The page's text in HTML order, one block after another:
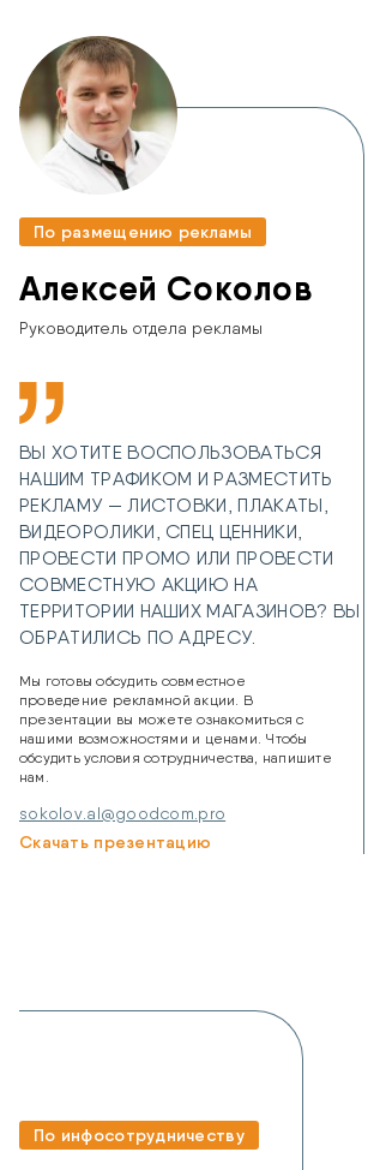
По размещению рекламы
Алексей Соколов
Руководитель отдела рекламы
ВЫ ХОТИТЕ ВОСПОЛЬЗОВАТЬСЯ
НАШИМ ТРАФИКОМ И РАЗМЕСТИТЬ
РЕКЛАМУ — ЛИСТОВКИ, ПЛАКАТЫ,
ВИДЕОРОЛИКИ, СПЕЦ ЦЕННИКИ,
ПРОВЕСТИ ПРОМО ИЛИ ПРОВЕСТИ
СОВМЕСТНУЮ АКЦИЮ НА
ТЕРРИТОРИИ НАШИХ МАГАЗИНОВ? ВЫ
ОБРАТИЛИСЬ ПО АДРЕСУ.
Мы готовы обсудить совместное
проведение рекламной акции. В
презентации вы можете ознакомиться с
нашими возможностями и ценами. Чтобы
обсудить условия сотрудничества, напишите
нам.
sokolov.al@goodcom.pro
Скачать презентацию
По инфосотрудничеству